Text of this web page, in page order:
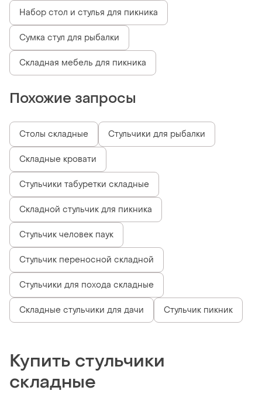
Набор стол и стулья для пикника
Сумка стул для рыбалки
Складная мебель для пикника
Похожие запросы
Столы складные Стульчики для рыбалки
Складные кровати
Стульчики табуретки складные
Складной стульчик для пикника
Стульчик человек паук
Стульчик переносной складной
Стульчики для похода складные
Складные стульчики для дачи Стульчик пикник
Купить стульчики
складные